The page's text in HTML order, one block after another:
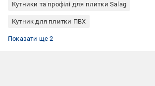
Кутники та профілі для плитки Salag
Кутник для плитки ПВХ
Внутрішній кутник для плитки
Внутрішній пластиковий куточок для плитки
Показати ще 2